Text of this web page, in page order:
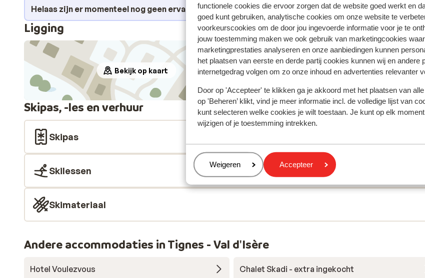
functionele cookies die ervoor zorgen dat de website goed werkt en
goed kunt gebruiken, analytische cookies om onze website te
voorkeurscookies om de door jou ingevoerde informatie voor je te
jouw toestemming maken we ook gebruik van marketingcookies
marketingprestaties analyseren en onze aanbiedingen kunnen
het plaatsen van eerste en derde partij cookies kunnen wij en andere
internetgedrag volgen om zo onze inhoud en advertenties relevanter
Door op 'Accepteer' te klikken ga je akkoord met het plaatsen van
op 'Beheren’ klikt, vind je meer informatie incl. de volledige lijst van
kunt selecteren welke cookies je wilt toestaan. Je kunt op elk
wijzigen of je toestemming intrekken.
Beheren
Weigeren Accepteer
Helaas zijn er momenteel nog geen ervaringen voor deze accommodatie.
Ligging
Bekijk op kaart
Afstanden
Direct aan de skipiste
Skipas, -les en verhuur
Skipas
Skilessen
Skimateriaal
Andere accommodaties in Tignes - Val d'Isère
Hotel Voulezvous Chalet Skadi - extra ingekocht